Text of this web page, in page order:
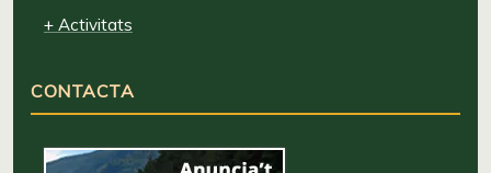
+ Activitats
CONTACTA